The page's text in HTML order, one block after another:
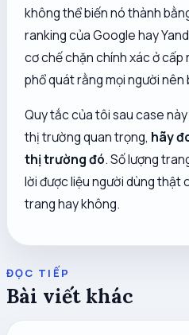
không thể biến nó thành
ranking của Google hay
cơ chế chặn chính xác ở
phổ quát rằng mọi người
Quy tắc của tôi sau case
thị trường quan trọng, hãy
thị trường đó. Số lượng
lời được liệu người dùng thật
trang hay không.
ĐỌC TIẾP
Bài viết khác